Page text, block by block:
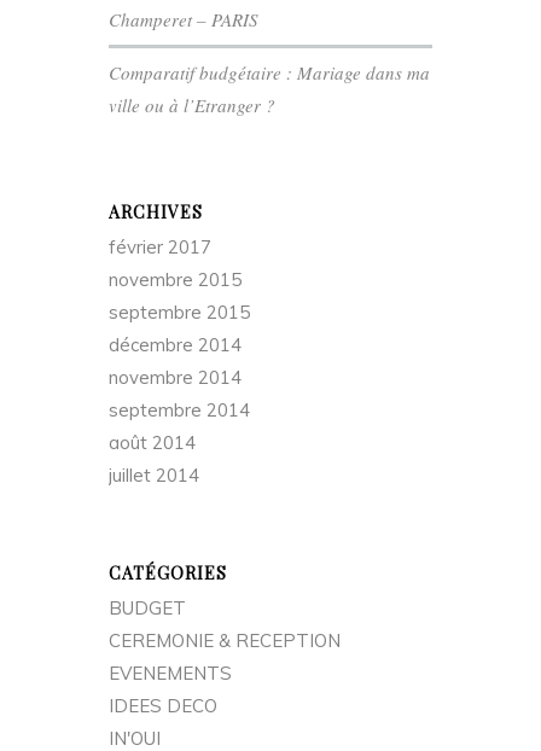
Champeret – PARIS
Comparatif budgétaire : Mariage dans ma
ville ou à l’Etranger ?
ARCHIVES
février 2017
novembre 2015
septembre 2015
décembre 2014
novembre 2014
septembre 2014
août 2014
juillet 2014
CATÉGORIES
BUDGET
CEREMONIE & RECEPTION
EVENEMENTS
IDEES DECO
IN'OUI